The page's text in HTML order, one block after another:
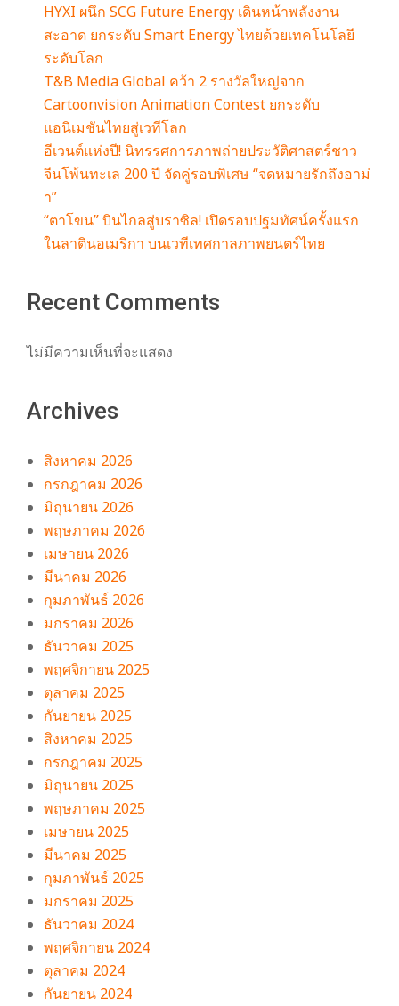
HYXI ผนึก SCG Future Energy เดินหน้าพลังงาน
สะอาด ยกระดับ Smart Energy ไทยด้วยเทคโนโลยี
ระดับโลก
T&B Media Global คว้า 2 รางวัลใหญ่จาก
Cartoonvision Animation Contest ยกระดับ
แอนิเมชันไทยสู่เวทีโลก
อีเวนต์แห่งปี! นิทรรศการภาพถ่ายประวัติศาสตร์ชาว
จีนโพ้นทะเล 200 ปี จัดคู่รอบพิเศษ “จดหมายรักถึงอาม่
า”
“ตาโขน” บินไกลสู่บราซิล! เปิดรอบปฐมทัศน์ครั้งแรก
ในลาตินอเมริกา บนเวทีเทศกาลภาพยนตร์ไทย
Recent Comments
ไม่มีความเห็นที่จะแสดง
Archives
สิงหาคม 2026
กรกฎาคม 2026
มิถุนายน 2026
พฤษภาคม 2026
เมษายน 2026
มีนาคม 2026
กุมภาพันธ์ 2026
มกราคม 2026
ธันวาคม 2025
พฤศจิกายน 2025
ตุลาคม 2025
กันยายน 2025
สิงหาคม 2025
กรกฎาคม 2025
มิถุนายน 2025
พฤษภาคม 2025
เมษายน 2025
มีนาคม 2025
กุมภาพันธ์ 2025
มกราคม 2025
ธันวาคม 2024
พฤศจิกายน 2024
ตุลาคม 2024
กันยายน 2024